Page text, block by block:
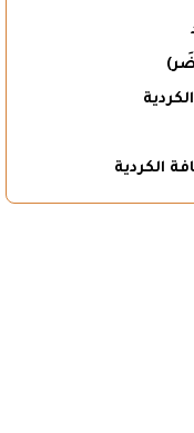
الكردية